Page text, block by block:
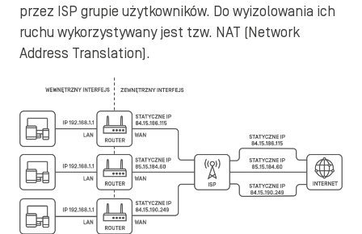
przez ISP grupie użytkowników. Do wyizolowania ich
ruchu wykorzystywany jest tzw. NAT (Network
Address Translation).